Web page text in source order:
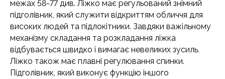
межах 58-77 див. Ліжко має регульований знімний
підголівник, який служити відкриттям обличчя для
високих людей та підлокітники. Завдяки важільному
механізму складання та розкладання ліжка
відбувається швидко і вимагає невеликих зусиль.
Ліжко також має плавні регулювання спинки.
Підголівник, який виконує функцію іншого